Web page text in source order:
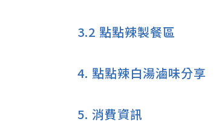
3.2 點點辣製餐區
4. 點點辣白湯滷味分享
5. 消費資訊